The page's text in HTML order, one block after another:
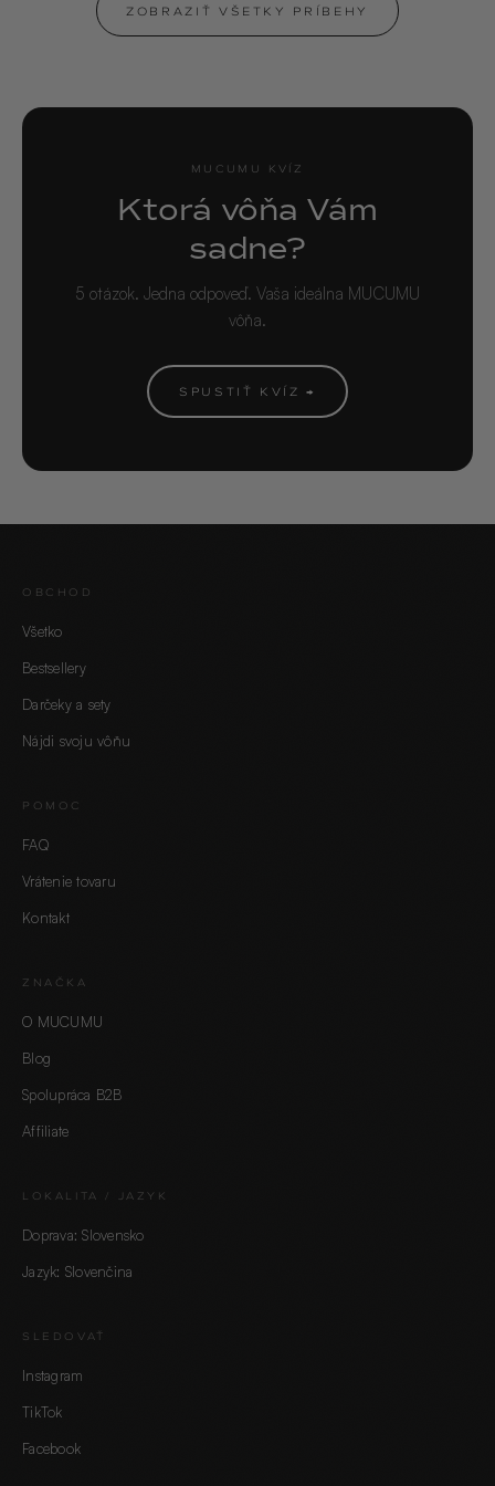
ZOBRAZIŤ VŠETKY PRÍBEHY
MUCUMU KVÍZ
Ktorá vôňa Vám
sadne?
5 otázok. Jedna odpoveď. Vaša ideálna MUCUMU
vôňa.
SPUSTIŤ KVÍZ →
OBCHOD
Všetko
Bestsellery
Darčeky a sety
Nájdi svoju vôňu
POMOC
FAQ
Vrátenie tovaru
Kontakt
ZNAČKA
O MUCUMU
Blog
Spolupráca B2B
Affiliate
LOKALITA / JAZYK
Doprava: Slovensko
Jazyk: Slovenčina
SLEDOVAŤ
Instagram
TikTok
Facebook